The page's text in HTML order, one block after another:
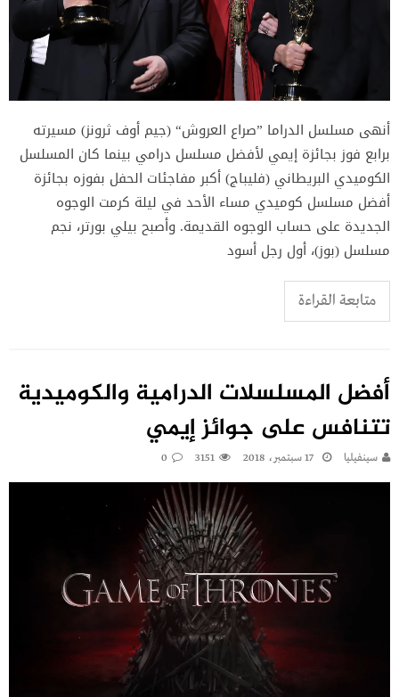
أنهى مسلسل الدراما ”صراع العروش“ (جيم أوف ثرونز) مسيرته
برابع فوز بجائزة إيمي لأفضل مسلسل درامي بينما كان المسلسل
الكوميدي البريطاني (فليباج) أكبر مفاجئات الحفل بفوزه بجائزة
أفضل مسلسل كوميدي مساء الأحد في ليلة كرمت الوجوه
الجديدة على حساب الوجوه القديمة. وأصبح بيلي بورتر، نجم
مسلسل (بوز)، أول رجل أسود
متابعة القراءة
أفضل المسلسلات الدرامية والكوميدية
تتنافس على جوائز إيمي
سينفيليا 17 سبتمبر، 2018 3151
0